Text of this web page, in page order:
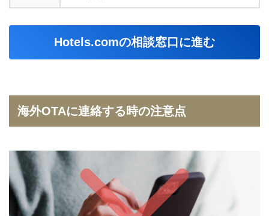
Hotels.comの相談窓口に進む
海外OTAに連絡する時の注意点